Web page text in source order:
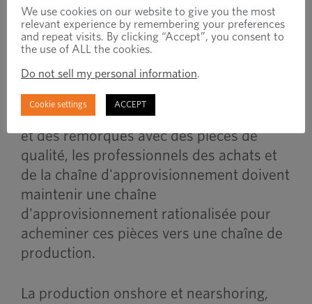
qualité pour vos
constructions de camions et
de remorques
S'il est essentiel de fabriquer des camions
et des remorques avec des pièces de
qualité, les professionnels des achats et
de la chaîne d'approvisionnement doivent
maintenir une chaîne
d'approvisionnement rationalisée pour
acheminer ces pièces vers une chaîne de
production.
La production onshore et nearshoring,
We use cookies on our website to give you the most
relevant experience by remembering your preferences
and repeat visits. By clicking “Accept”, you consent to
the use of ALL the cookies.
Do not sell my personal information.
Cookie settings ACCEPT